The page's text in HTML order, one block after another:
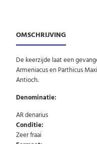
OMSCHRIJVING
De keerzijde laat een
Armeniacus en Parthicus
Antioch.
Denominatie:
AR denarius
Conditie:
Zeer fraai